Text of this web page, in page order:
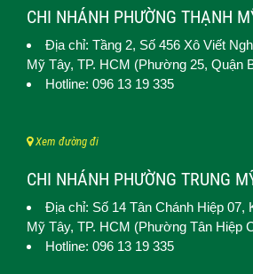
CHI NHÁNH PHƯỜNG THẠNH
Địa chỉ: Tầng 2, Số 456 Xô Viết
Mỹ Tây, TP. HCM (Phường 25, Quận
Hotline: 096 13 19 335
Xem đường đi
CHI NHÁNH PHƯỜNG TRUNG
Địa chỉ: Số 14 Tân Chánh Hiệp 07,
Mỹ Tây, TP. HCM (Phường Tân Hiệp
Hotline: 096 13 19 335